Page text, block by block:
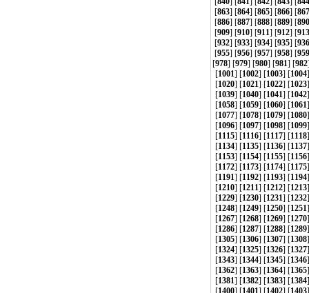
[863] [864] [865] [866] [867
[886] [887] [888] [889] [890
[909] [910] [911] [912] [913
[932] [933] [934] [935] [936
[955] [956] [957] [958] [959
[978] [979] [980] [981] [982
[1001] [1002] [1003] [1004
[1020] [1021] [1022] [1023
[1039] [1040] [1041] [1042
[1058] [1059] [1060] [1061
[1077] [1078] [1079] [1080
[1096] [1097] [1098] [1099
[1115] [1116] [1117] [1118
[1134] [1135] [1136] [1137
[1153] [1154] [1155] [1156
[1172] [1173] [1174] [1175
[1191] [1192] [1193] [1194
[1210] [1211] [1212] [1213
[1229] [1230] [1231] [1232
[1248] [1249] [1250] [1251
[1267] [1268] [1269] [1270
[1286] [1287] [1288] [1289
[1305] [1306] [1307] [1308
[1324] [1325] [1326] [1327
[1343] [1344] [1345] [1346
[1362] [1363] [1364] [1365
[1381] [1382] [1383] [1384
[1400] [1401 ] [1402] [1403